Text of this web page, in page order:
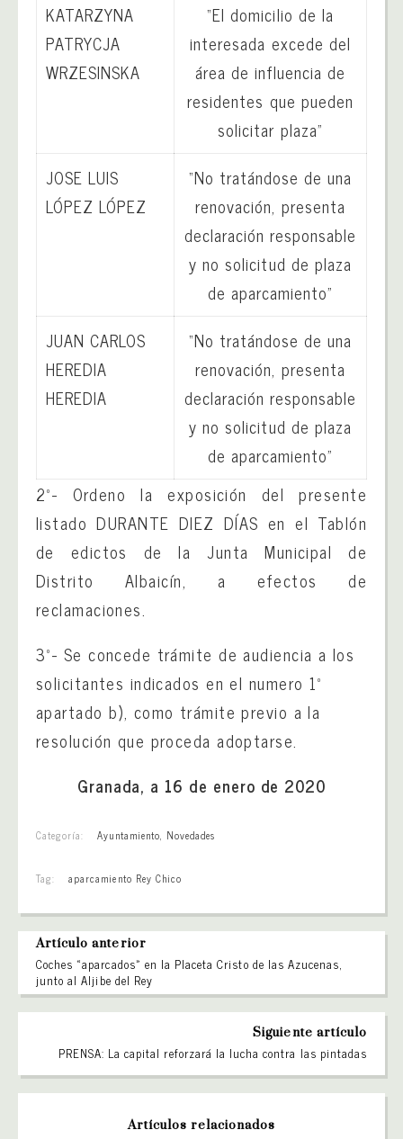
KATARZYNA
PATRYCJA
WRZESINSKA
“El domicilio de la
interesada excede del
área de influencia de
residentes que pueden
solicitar plaza”
JOSE LUIS
LÓPEZ LÓPEZ
“No tratándose de una
renovación, presenta
declaración responsable
y no solicitud de plaza
de aparcamiento”
JUAN CARLOS
HEREDIA
HEREDIA
“No tratándose de una
renovación, presenta
declaración responsable
y no solicitud de plaza
de aparcamiento”
2º- Ordeno la exposición del presente
listado DURANTE DIEZ DÍAS en el Tablón
de edictos de la Junta Municipal de
Distrito Albaicín, a efectos de
reclamaciones.
3º- Se concede trámite de audiencia a los
solicitantes indicados en el numero 1º
apartado b), como trámite previo a la
resolución que proceda adoptarse.
Granada, a 16 de enero de 2020
Categoría: Ayuntamiento, Novedades
Tag: aparcamiento Rey Chico
Artículo anterior
Coches «aparcados» en la Placeta Cristo de las Azucenas,
junto al Aljibe del Rey
Siguiente artículo
PRENSA: La capital reforzará la lucha contra las pintadas
Artículos relacionados